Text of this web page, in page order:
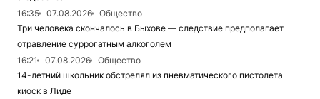
16:35
07.08.2026
Общество
Три человека скончалось в Быхове — следствие предполагает
отравление суррогатным алкоголем
16:21
07.08.2026
Общество
14-летний школьник обстрелял из пневматического пистолета
киоск в Лиде